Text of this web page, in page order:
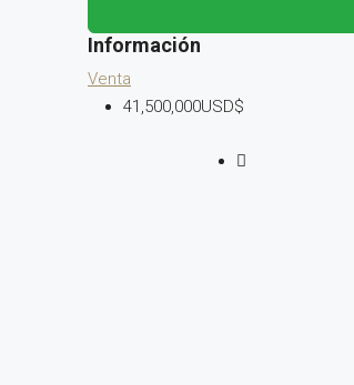
Venta
41,500,000USD$